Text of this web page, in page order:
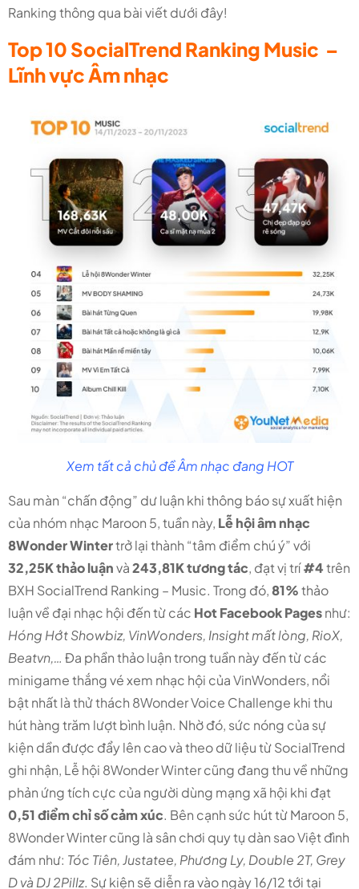
Ranking thông qua bài viết dưới đây!
Top 10 SocialTrend Ranking Music –
Lĩnh vực Âm nhạc
Xem tất cả chủ đề Âm nhạc đang HOT
Sau màn “chấn động” dư luận khi thông báo sự xuất hiện
của nhóm nhạc Maroon 5, tuần này, Lễ hội âm nhạc
8Wonder Wintertrở lại thành “tâm điểm chú ý” với
32,25K thảo luậnvà243,81K tương tác, đạt vị trí#4trên
BXH SocialTrend Ranking – Music. Trong đó,81%thảo
luận về đại nhạc hội đến từ các Hot Facebook Pagesnhư:
Hóng Hớt Showbiz, VinWonders, Insight mất lòng, RioX,
Beatvn,… Đa phần thảo luận trong tuần này đến từ các
minigame thắng vé xem nhạc hội của VinWonders, nổi
bật nhất là thử thách 8Wonder Voice Challenge khi thu
hút hàng trăm lượt bình luận. Nhờ đó, sức nóng của sự
kiện dần được đẩy lên cao và theo dữ liệu từ SocialTrend
ghi nhận, Lễ hội 8Wonder Winter cũng đang thu về những
phản ứng tích cực của người dùng mạng xã hội khi đạt
0,51 điểm chỉ số cảm xúc. Bên cạnh sức hút từ Maroon 5,
8Wonder Winter cũng là sân chơi quy tụ dàn sao Việt đình
đám như: Tóc Tiên, Justatee, Phương Ly, Double 2T, Grey
D và DJ 2Pillz. Sự kiện sẽ diễn ra vào ngày 16/12 tới tại